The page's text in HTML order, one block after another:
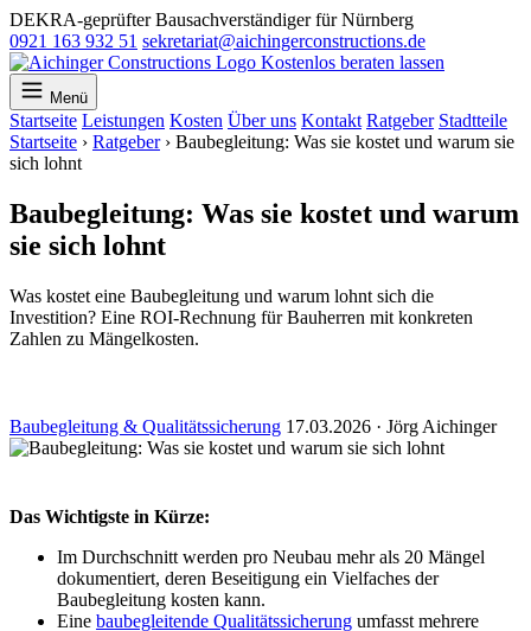
DEKRA-geprüfter Bausachverständiger für Nürnberg
0921 163 932 51 sekretariat@aichingerconstructions.de
Kostenlos beraten lassen
Menü
Startseite Leistungen Kosten Über uns Kontakt Ratgeber Stadtteile
Startseite › Ratgeber › Baubegleitung: Was sie kostet und warum sie
sich lohnt
Baubegleitung: Was sie kostet und warum
sie sich lohnt
Was kostet eine Baubegleitung und warum lohnt sich die
Investition? Eine ROI-Rechnung für Bauherren mit konkreten
Zahlen zu Mängelkosten.
Baubegleitung & Qualitätssicherung 17.03.2026 · Jörg Aichinger
Das Wichtigste in Kürze:
Im Durchschnitt werden pro Neubau mehr als 20 Mängel
dokumentiert, deren Beseitigung ein Vielfaches der
Baubegleitung kosten kann.
Eine baubegleitende Qualitätssicherung umfasst mehrere